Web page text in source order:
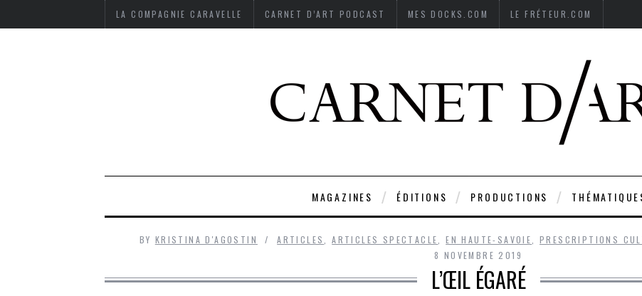
LA COMPAGNIE CARAVELLE CARNET D’ART PODCAST MES DOCKS.COM LE FRÉTEUR.COM
MAGAZINES ÉDITIONS PRODUCTIONS
BY KRISTINA D'AGOSTIN ARTICLES ,ARTICLES SPECTACLE ,EN HAUTE-SAVOIE ,PRESCRIPTIONS
8 NOVEMBRE 2019
L’ŒIL ÉGARÉ